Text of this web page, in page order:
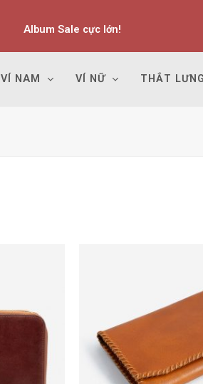
Album Sale cực lớn!
VÍ NAM VÍ NỮ THẮT LƯNG